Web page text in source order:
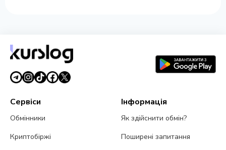
Сервіси
Обмінники
Криптобіржі
Інформація
Як здійснити обмін?
Поширені запитання